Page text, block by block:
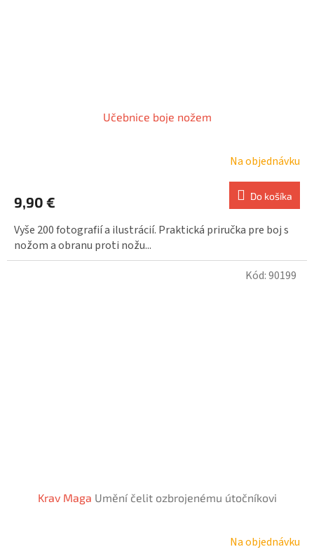
Učebnice boje nožem
Na objednávku
9,90 € Do košíka
Vyše 200 fotografií a ilustrácií. Praktická priručka pre boj s
nožom a obranu proti nožu...
Krav Maga Umění čelit ozbrojenému útočníkovi
Na objednávku
Kód:90199